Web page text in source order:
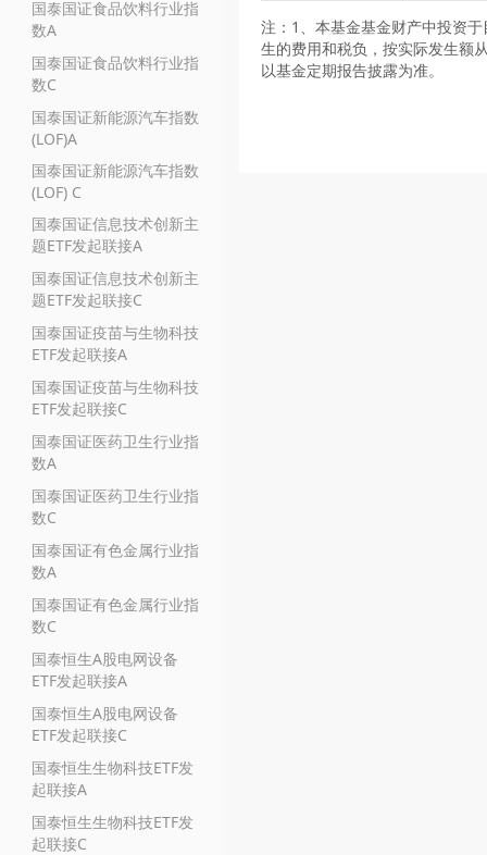
国泰国证食品饮料行业指
数A
国泰国证食品饮料行业指
数C
国泰国证新能源汽车指数
(LOF)A
国泰国证新能源汽车指数
(LOF) C
国泰国证信息技术创新主
题ETF发起联接A
国泰国证信息技术创新主
题ETF发起联接C
国泰国证疫苗与生物科技
ETF发起联接A
国泰国证疫苗与生物科技
ETF发起联接C
国泰国证医药卫生行业指
数A
国泰国证医药卫生行业指
数C
国泰国证有色金属行业指
数A
国泰国证有色金属行业指
数C
国泰恒生A股电网设备
ETF发起联接A
国泰恒生A股电网设备
ETF发起联接C
国泰恒生生物科技ETF发
起联接A
国泰恒生生物科技ETF发
起联接C
注：1、本基金基金财产中投资
生的费用和税负，按实际发生额
以基金定期报告披露为准。